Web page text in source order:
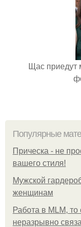
Щас приедут
Популярные
Прическа - не
вашего стиля!
Мужской
женщинам
Работа в MLM,
неразрывно